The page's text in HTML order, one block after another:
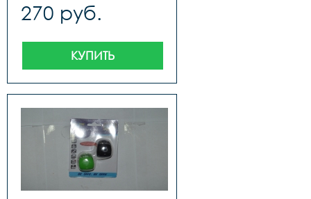
270 руб.
КУПИТЬ